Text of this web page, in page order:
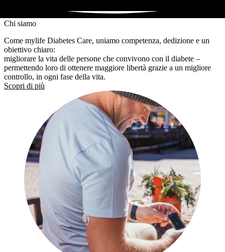
Chi siamo
Come mylife Diabetes Care, uniamo competenza, dedizione e un
obiettivo chiaro:
migliorare la vita delle persone che convivono con il diabete –
permettendo loro di ottenere maggiore libertà grazie a un migliore
controllo, in ogni fase della vita.
Scopri di più